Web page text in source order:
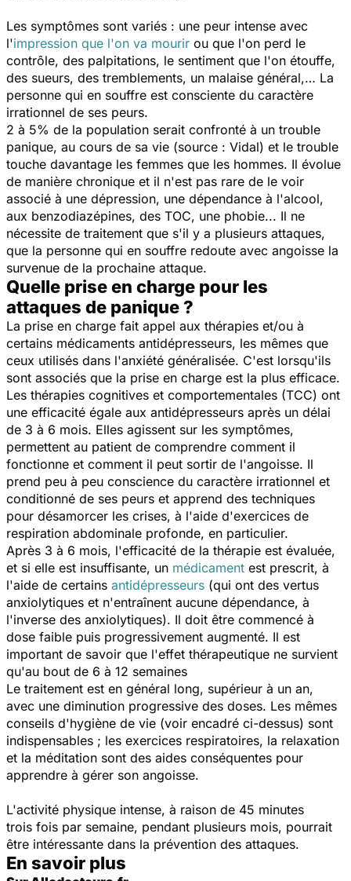
Les symptômes sont variés : une peur intense avec
l'impression que l'on va mourir ou que l'on perd le
contrôle, des palpitations, le sentiment que l'on étouffe,
des sueurs, des tremblements, un malaise général,… La
personne qui en souffre est consciente du caractère
irrationnel de ses peurs.
2 à 5% de la population serait confronté à un trouble
panique, au cours de sa vie (source : Vidal) et le trouble
touche davantage les femmes que les hommes. Il évolue
de manière chronique et il n'est pas rare de le voir
associé à une dépression, une dépendance à l'alcool,
aux benzodiazépines, des TOC, une phobie... Il ne
nécessite de traitement que s'il y a plusieurs attaques,
que la personne qui en souffre redoute avec angoisse la
survenue de la prochaine attaque.
Quelle prise en charge pour les
attaques de panique ?
La prise en charge fait appel aux thérapies et/ou à
certains médicaments antidépresseurs, les mêmes que
ceux utilisés dans l'anxiété généralisée. C'est lorsqu'ils
sont associés que la prise en charge est la plus efficace.
Les thérapies cognitives et comportementales (TCC) ont
une efficacité égale aux antidépresseurs après un délai
de 3 à 6 mois. Elles agissent sur les symptômes,
permettent au patient de comprendre comment il
fonctionne et comment il peut sortir de l'angoisse. Il
prend peu à peu conscience du caractère irrationnel et
conditionné de ses peurs et apprend des techniques
pour désamorcer les crises, à l'aide d'exercices de
respiration abdominale profonde, en particulier.
Après 3 à 6 mois, l'efficacité de la thérapie est évaluée,
et si elle est insuffisante, un médicament est prescrit, à
l'aide de certains antidépresseurs (qui ont des vertus
anxiolytiques et n'entraînent aucune dépendance, à
l'inverse des anxiolytiques). Il doit être commencé à
dose faible puis progressivement augmenté. Il est
important de savoir que l'effet thérapeutique ne survient
qu'au bout de 6 à 12 semaines
Le traitement est en général long, supérieur à un an,
avec une diminution progressive des doses. Les mêmes
conseils d'hygiène de vie (voir encadré ci-dessus) sont
indispensables ; les exercices respiratoires, la relaxation
et la méditation sont des aides conséquentes pour
apprendre à gérer son angoisse.
L'activité physique intense, à raison de 45 minutes
trois fois par semaine, pendant plusieurs mois, pourrait
être intéressante dans la prévention des attaques.
En savoir plus